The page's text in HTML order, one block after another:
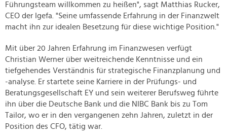
Führungsteam willkommen zu heißen", sagt Matthias Rucker,
CEO der Igefa. "Seine umfassende Erfahrung in der Finanzwelt
macht ihn zur idealen Besetzung für diese wichtige Position."
Mit über 20 Jahren Erfahrung im Finanzwesen verfügt
Christian Werner über weitreichende Kenntnisse und ein
tiefgehendes Verständnis für strategische Finanzplanung und
-analyse. Er startete seine Karriere in der Prüfungs- und
Beratungsgesellschaft EY und sein weiterer Berufsweg führte
ihn über die Deutsche Bank und die NIBC Bank bis zu Tom
Tailor, wo er in den vergangenen zehn Jahren, zuletzt in der
Position des CFO, tätig war.